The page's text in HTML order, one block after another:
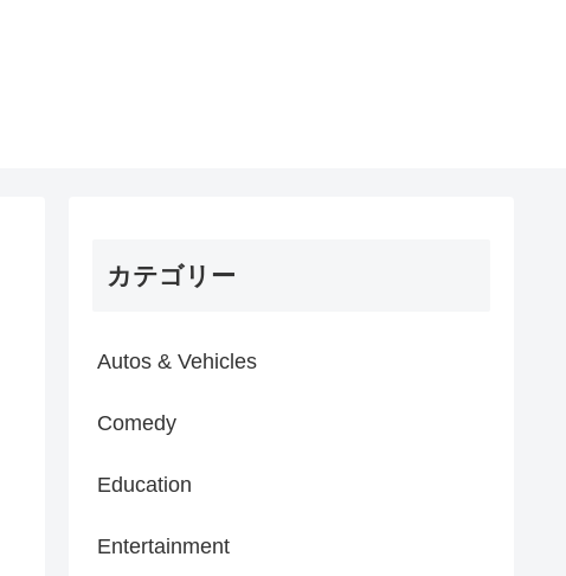
カテゴリー
Autos & Vehicles
Comedy
Education
Entertainment